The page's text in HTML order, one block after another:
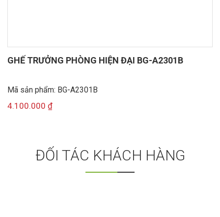
GHẾ TRƯỞNG PHÒNG HIỆN ĐẠI BG-A2301B
Mã sản phẩm: BG-A2301B
4.100.000 ₫
ĐỐI TÁC KHÁCH HÀNG